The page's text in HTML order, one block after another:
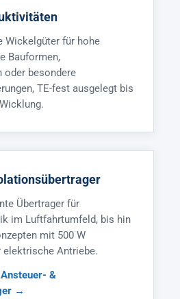
Wickelgüter für hohe
Bauformen,
oder besondere
TE-fest ausgelegt bis
Übertrager für
im Luftfahrtumfeld, bis hin
mit 500 W
elektrische Antriebe.
&